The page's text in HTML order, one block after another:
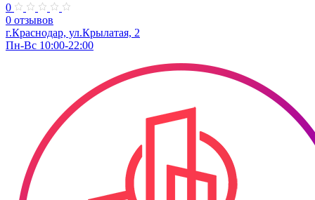
0
0 отзывов
г.Краснодар, ул.Крылатая, 2
Пн-Вс 10:00-22:00